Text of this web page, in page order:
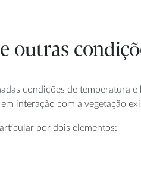
outras
condições de temperatura
interação com a vegetação
por dois elementos: